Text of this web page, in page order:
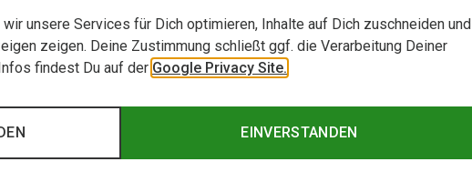
unsere Services für Dich optimieren, Inhalte auf Dich zuschneiden und
zeigen. Deine Zustimmung schließt ggf. die Verarbeitung Deiner
findest Du auf der Google Privacy Site.
EINVERSTANDEN